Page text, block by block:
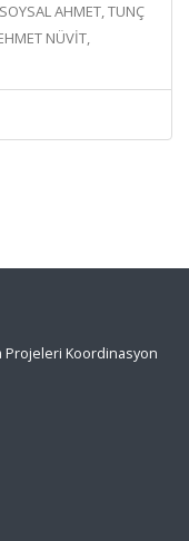
AHMET, TUNÇ
NÜVİT,
Projeleri Koordinasyon